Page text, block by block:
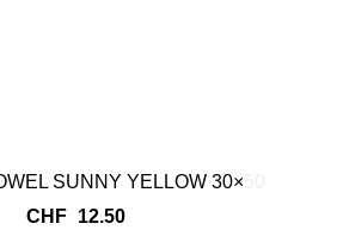
SUNNY YELLOW 30×50
CHF
12.50